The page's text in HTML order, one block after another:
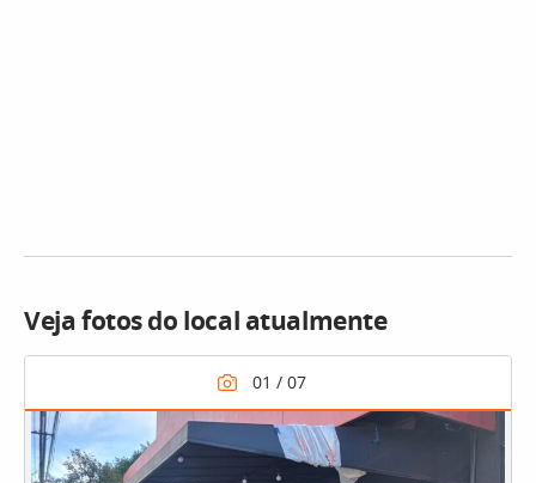
Veja fotos do local atualmente